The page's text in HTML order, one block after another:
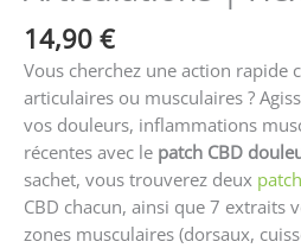
14,90 €
Vous cherchez une action rapide
articulaires ou musculaires ?
vos douleurs, inflammations
récentes avec le patch CBD
sachet, vous trouverez deux
CBD chacun, ainsi que 7 extraits
zones musculaires (dorsaux,